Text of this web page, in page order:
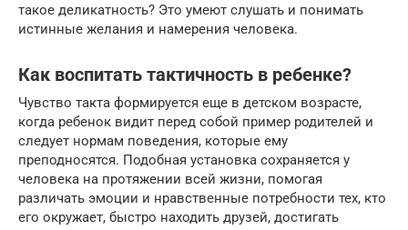
такое деликатность? Это умеют слушать и понимать
истинные желания и намерения человека.
Как воспитать тактичность в ребенке?
Чувство такта формируется еще в детском возрасте,
когда ребенок видит перед собой пример родителей и
следует нормам поведения, которые ему
преподносятся. Подобная установка сохраняется у
человека на протяжении всей жизни, помогая
различать эмоции и нравственные потребности тех, кто
его окружает, быстро находить друзей, достигать